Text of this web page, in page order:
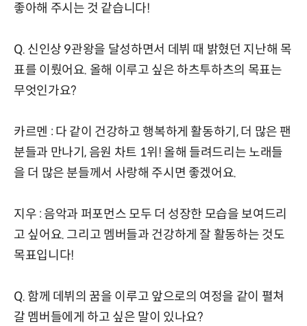
좋아해 주시는 것 같습니다!
Q. 신인상 9관왕을 달성하면서 데뷔 때 밝혔던 지난해 목
표를 이뤘어요. 올해 이루고 싶은 하츠투하츠의 목표는
무엇인가요?
카르멘 : 다 같이 건강하고 행복하게 활동하기, 더 많은 팬
분들과 만나기, 음원 차트 1위! 올해 들려드리는 노래들
을 더 많은 분들께서 사랑해 주시면 좋겠어요.
지우 : 음악과 퍼포먼스 모두 더 성장한 모습을 보여드리
고 싶어요. 그리고 멤버들과 건강하게 잘 활동하는 것도
목표입니다!
Q. 함께 데뷔의 꿈을 이루고 앞으로의 여정을 같이 펼쳐
갈 멤버들에게 하고 싶은 말이 있나요?